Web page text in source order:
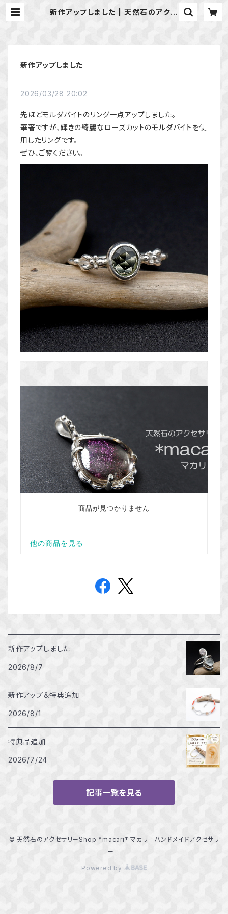
新作アップしました | 天然石のアクセ
新作アップしました
2026/03/28 20:02
先ほどモルダバイトのリング一点アップしました。
華奢ですが、輝きの綺麗なローズカットのモルダバイトを使
用したリングです。
ぜひ、ご覧ください。
新作アップしました
2026/8/7
新作アップ＆特典追加
2026/8/1
特典品追加
2026/7/24
記事一覧を見る
© 天然石のアクセサリーShop *macari* マカリ ハンドメイドアクセサリ
ー
Powered by